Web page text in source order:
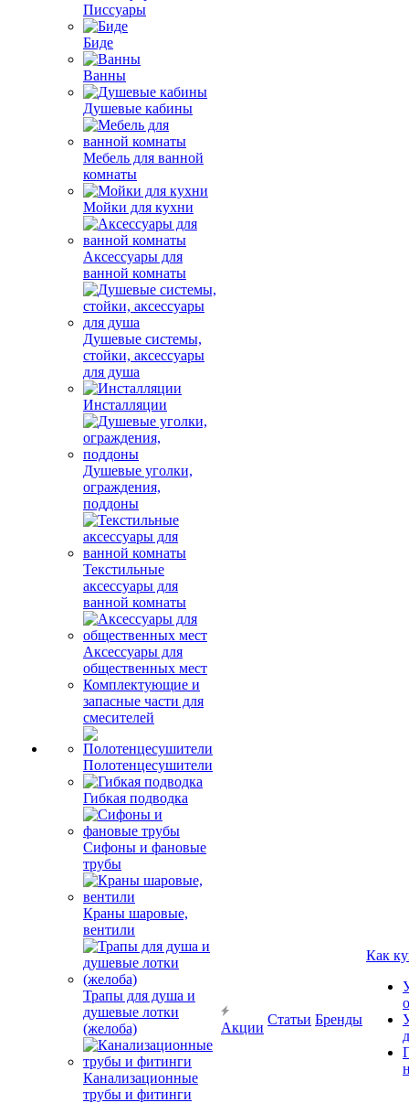
Писсуары
Биде
Ванны
Душевые кабины
Мебель для ванной
комнаты
Мойки для кухни
Аксессуары для
ванной комнаты
Душевые системы,
стойки, аксессуары
для душа
Инсталляции
Душевые уголки,
ограждения,
поддоны
Текстильные
аксессуары для
ванной комнаты
Аксессуары для
общественных мест
Комплектующие и
запасные части для
смесителей
Полотенцесушители
Гибкая подводка
Сифоны и фановые
трубы
Краны шаровые,
вентили
Трапы для душа и
душевые лотки
(желоба)
Канализационные
трубы и фитинги
Акции
Статьи Бренды
Как